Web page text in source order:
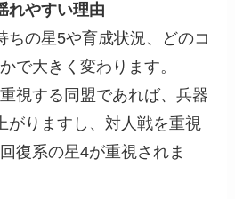
れやすい理由
の星5や育成状況、どのコ
で大きく変わります。
視する同盟であれば、兵器
がりますし、対人戦を重視
復系の星4が重視されま